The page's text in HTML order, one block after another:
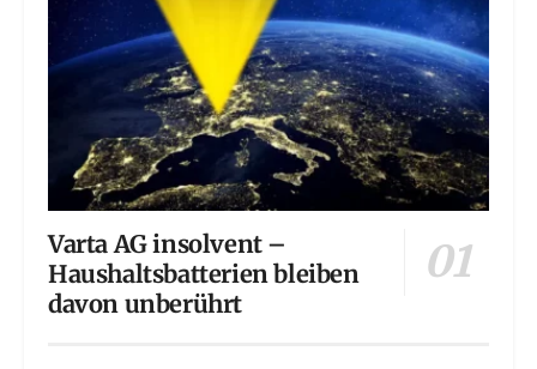
Varta AG insolvent –
Haushaltsbatterien bleiben
davon unberührt